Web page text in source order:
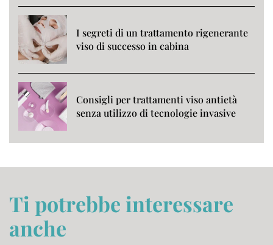
I segreti di un trattamento rigenerante
viso di successo in cabina
Consigli per trattamenti viso antietà
senza utilizzo di tecnologie invasive
Ti potrebbe interessare
anche